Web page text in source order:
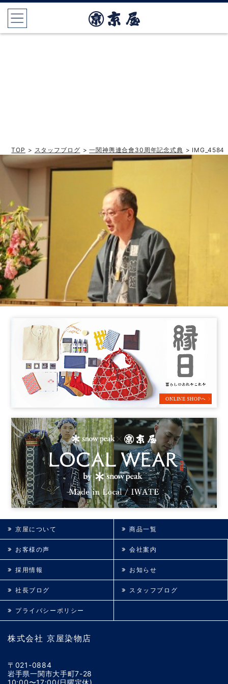
TOP > スタッフブログ >一関神輿連合會30周年記念式典 > IMG_4584
株式会社 京屋染物店
〒021-0884
岩手県一関市大手町7-28
10:00〜17:00(日曜定休)
京屋について 商品一覧
お客様の声 会社案内
採用情報 お知らせ
社長ブログ スタッフブログ
プライバシーポリシー